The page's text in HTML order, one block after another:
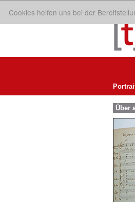
Cookies helfen uns bei der
Über